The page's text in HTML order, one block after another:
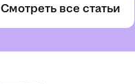
Смотреть все статьи